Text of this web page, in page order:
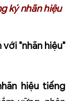
ký nhãn hiệu
"nhãn hiệu"
hiệu tiếng